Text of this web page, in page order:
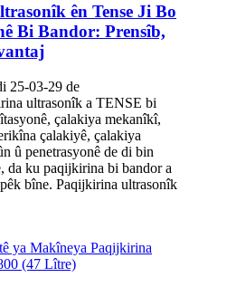
ên Tense Ji Bo
Bi Bandor: Prensîb,
25-03-29 de
ultrasonîk a TENSE bi
çalakiya mekanîkî,
çalakiyê, çalakiya
û penetrasyonê de di bin
da ku paqijkirina bi bandor a
bîne. Paqijkirina ultrasonîk